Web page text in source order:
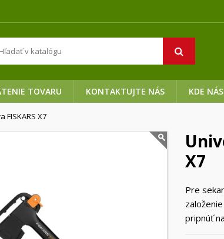
TOVARU KONTAKTUJTE NÁS KDE
X7
X7
Pre
pripnúť